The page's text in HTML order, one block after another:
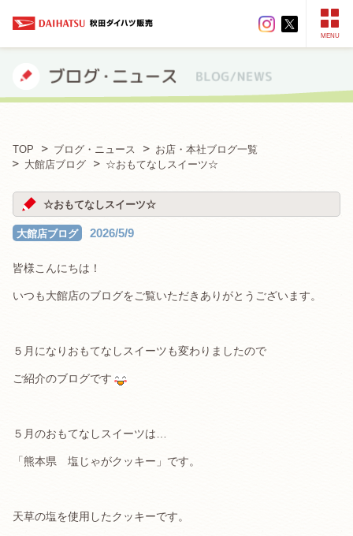
MENU
TOP ブログ・ニュース
お店・本社ブログ一覧
大館店ブログ
☆おもてなしスイーツ☆
☆おもてなしスイーツ☆
大館店ブログ 2026/5/9
皆様こんにちは！
いつも大館店のブログをご覧いただきありがとうございます。
５月になりおもてなしスイーツも変わりましたので
ご紹介のブログです
５月のおもてなしスイーツは…
「熊本県 塩じゃがクッキー」です。
天草の塩を使用したクッキーです。